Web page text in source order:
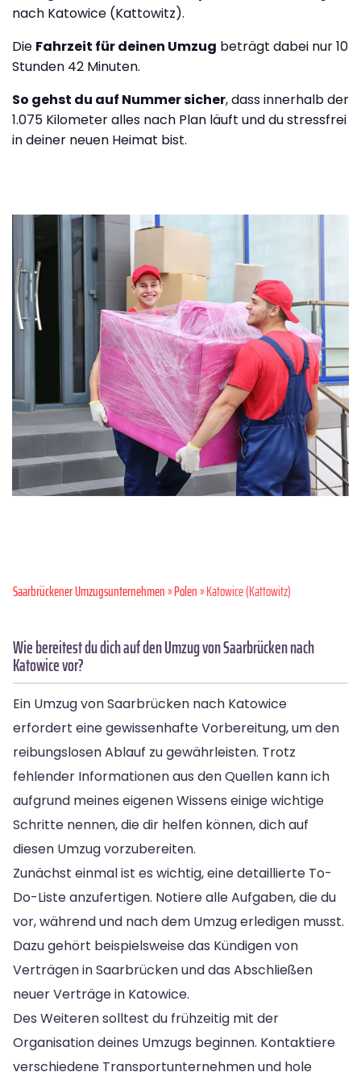
nach Katowice (Kattowitz).
Die Fahrzeit für deinen Umzug beträgt dabei nur 10
Stunden 42 Minuten.
So gehst du auf Nummer sicher, dass innerhalb der
1.075 Kilometer alles nach Plan läuft und du stressfrei
in deiner neuen Heimat bist.
Saarbrückener Umzugsunternehmen»Polen» Katowice (Kattowitz)
Wie bereitest du dich auf den Umzug von Saarbrücken nach
Katowice vor?
Ein Umzug von Saarbrücken nach Katowice
erfordert eine gewissenhafte Vorbereitung, um den
reibungslosen Ablauf zu gewährleisten. Trotz
fehlender Informationen aus den Quellen kann ich
aufgrund meines eigenen Wissens einige wichtige
Schritte nennen, die dir helfen können, dich auf
diesen Umzug vorzubereiten.
Zunächst einmal ist es wichtig, eine detaillierte To-
Do-Liste anzufertigen. Notiere alle Aufgaben, die du
vor, während und nach dem Umzug erledigen musst.
Dazu gehört beispielsweise das Kündigen von
Verträgen in Saarbrücken und das Abschließen
neuer Verträge in Katowice.
Des Weiteren solltest du frühzeitig mit der
Organisation deines Umzugs beginnen. Kontaktiere
verschiedene Transportunternehmen und hole